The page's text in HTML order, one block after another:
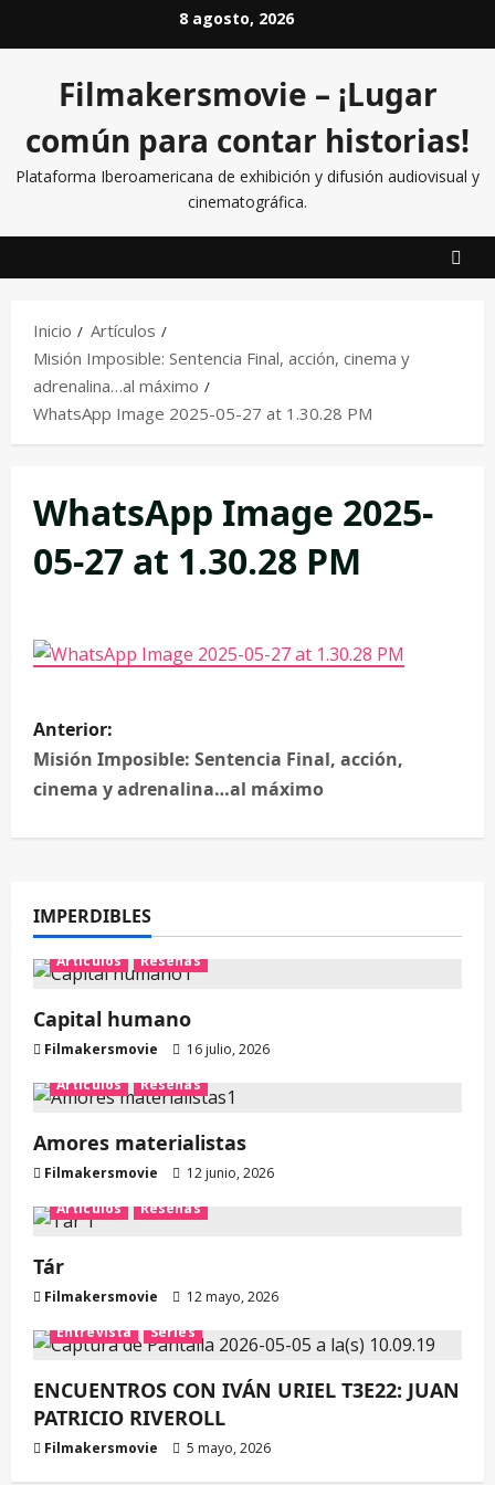
8 agosto, 2026
Filmakersmovie – ¡Lugar
común para contar historias!
Plataforma Iberoamericana de exhibición y difusión audiovisual y
cinematográfica.
Inicio
Artículos
Misión Imposible: Sentencia Final, acción, cinema y
adrenalina…al máximo
WhatsApp Image 2025-05-27 at 1.30.28 PM
WhatsApp Image 2025-
05-27 at 1.30.28 PM
Anterior:
Misión Imposible: Sentencia Final, acción,
cinema y adrenalina…al máximo
IMPERDIBLES
Artículos Reseñas
Capital humano
Filmakersmovie
16 julio, 2026
Artículos
Reseñas
Amores materialistas
Filmakersmovie
12 junio, 2026
Artículos
Reseñas
Tár
Filmakersmovie
12 mayo, 2026
Entrevista
Series
ENCUENTROS CON IVÁN URIEL T3E22: JUAN
PATRICIO RIVEROLL
Filmakersmovie 5 mayo, 2026